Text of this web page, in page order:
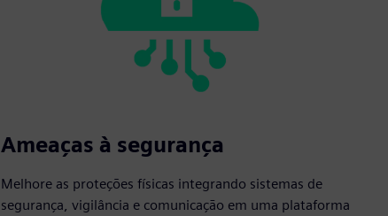
Ameaças à segurança
Melhore as proteções físicas integrando sistemas de
segurança, vigilância e comunicação em uma plataforma